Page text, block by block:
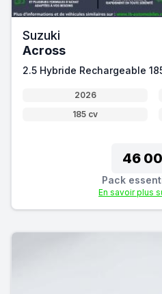
Suzuki
Across
2.5 Hybride Rechargeable
2026
185 cv
46
Pack
En savoir plus